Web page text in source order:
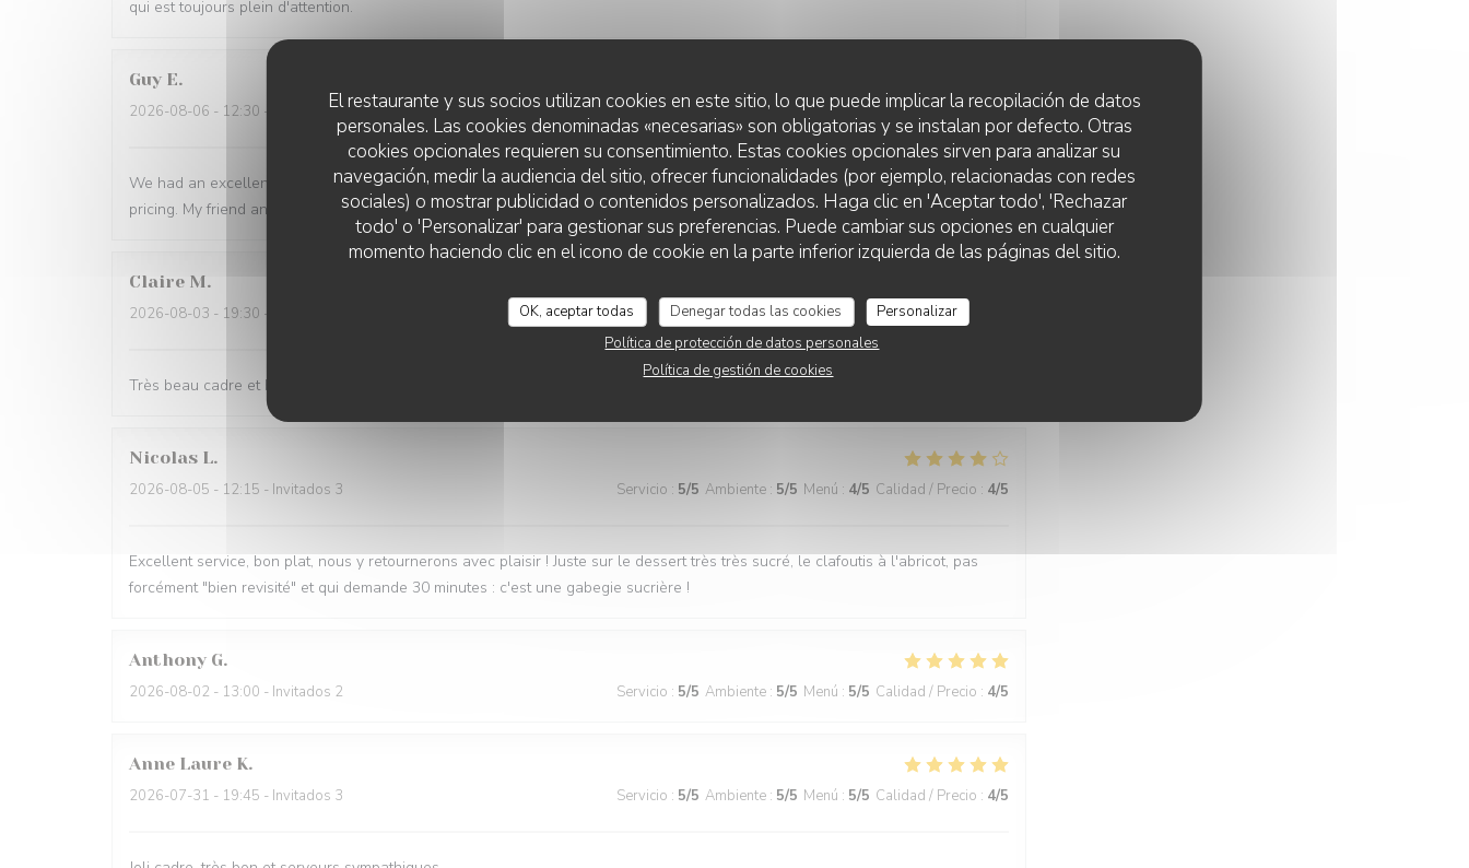
El restaurante y sus socios utilizan cookies en este sitio, lo que puede implicar la recopilación de datos
personales. Las cookies denominadas «necesarias» son obligatorias y se instalan por defecto. Otras
cookies opcionales requieren su consentimiento. Estas cookies opcionales sirven para analizar su
navegación, medir la audiencia del sitio, ofrecer funcionalidades (por ejemplo, relacionadas con redes
sociales) o mostrar publicidad o contenidos personalizados. Haga clic en 'Aceptar todo', 'Rechazar
todo' o 'Personalizar' para gestionar sus preferencias. Puede cambiar sus opciones en cualquier
momento haciendo clic en el icono de cookie en la parte inferior izquierda de las páginas del sitio.
OK, aceptar todas Denegar todas las cookies
Personalizar
Política de protección de datos personales
Política de gestión de cookies
qui est toujours plein d'attention.
Guy E
2026-08-06 - 12:30 - Invitados 2 Servicio :5 /5 Ambiente: 5/5 Menú:5/5 Calidad / Precio: 5/5
We had an excellent lunch time at La Grande Maison. They serve freshly cooked cuisine, offer daily meals at a reasonable
pricing. My friend and I we really enjoyed it. Thank you for the team, they were kind and offered great hospitality service.
Claire M
2026-08-03 - 19:30 - Invitados 5 Servicio :5/5 Ambiente :5/5 Menú: Calidad / Precio
Très beau cadre et bon accueil du personnel
Nicolas L
2026-08-05 - 12:15 - Invitados 3 Servicio : 5/5 Ambiente : 5/5 Menú : 4/5 Calidad / Precio : 4/5
Excellent service, bon plat, nous y retournerons avec plaisir ! Juste sur le dessert très très sucré, le clafoutis à l'abricot, pas
forcément "bien revisité" et qui demande 30 minutes : c'est une gabegie sucrière !
Anthony G
2026-08-02 - 13:00 - Invitados 2 Servicio : 5/5 Ambiente : 5/5 Menú : 5/5 Calidad / Precio : 4/5
Anne Laure K
2026-07-31 - 19:45 - Invitados 3 Servicio : 5/5 Ambiente : 5/5 Menú : 5/5 Calidad / Precio : 4/5
LA GRANDE MAISON